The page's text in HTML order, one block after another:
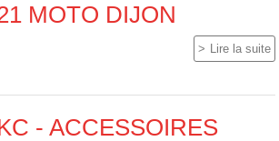
MOTO DIJON
Lire la suite
- ACCESSOIRES